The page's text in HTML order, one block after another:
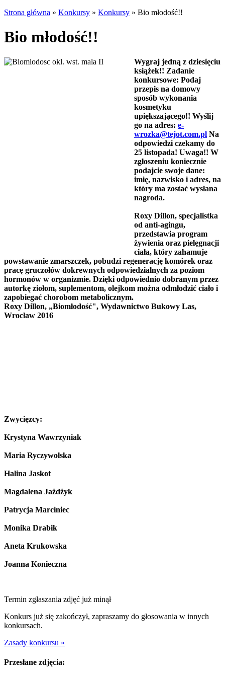
Strona główna » Konkursy » Konkursy » Bio młodość!!
Bio młodość!!
Wygraj jedną z dziesięciu
książek!! Zadanie
konkursowe: Podaj
przepis na domowy
sposób wykonania
kosmetyku
upiększającego!! Wyślij
go na adres: e-
wrozka@tejot.com.pl Na
odpowiedzi czekamy do
25 listopada! Uwaga!! W
zgłoszeniu koniecznie
podajcie swoje dane:
imię, nazwisko i adres, na
który ma zostać wysłana
nagroda.
Roxy Dillon, specjalistka
od anti-agingu,
przedstawia program
żywienia oraz pielęgnacji
ciała, który zahamuje
powstawanie zmarszczek, pobudzi regenerację komórek oraz
pracę gruczołów dokrewnych odpowiedzialnych za poziom
hormonów w organizmie. Dzięki odpowiednio dobranym przez
autorkę ziołom, suplementom, olejkom można odmłodzić ciało i
zapobiegać chorobom metabolicznym.
Roxy Dillon, „Biomłodość", Wydawnictwo Bukowy Las,
Wrocław 2016
Zwycięzcy:
Krystyna Wawrzyniak
Maria Ryczywolska
Halina Jaskot
Magdalena Jażdżyk
Patrycja Marciniec
Monika Drabik
Aneta Krukowska
Joanna Konieczna
Termin zgłaszania zdjęć już minął
Konkurs już się zakończył, zapraszamy do głosowania w innych
konkursach.
Zasady konkursu »
Przesłane zdjęcia: